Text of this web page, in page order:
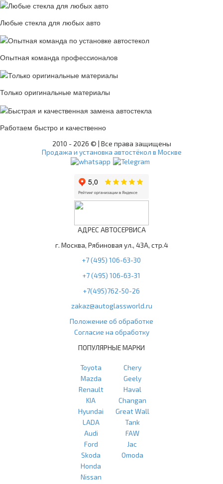
Любые стекла для любых авто
Опытная команда профессионалов
Только оригинальные материалы
Работаем быстро и качественно
2010 - 2026 © | Все права защищены
Продажа и установка автостёкол в Москве
АДРЕС АВТОСЕРВИСА
г. Москва, Рябиновая ул., 43А, стр.4
+7 (495) 106-63-30
+7 (495) 106-63-31
+7(495)762-50-26
zakaz@autoglassworld.ru
Положение об обработке
Согласие на обработку
ПОПУЛЯРНЫЕ МАРКИ
Toyota
Mazda
Renault
KIA
Hyundai
LADA
Audi
Ford
Skoda
Honda
Nissan
Chery
Geely
Haval
Changan
Great Wall
Tank
FAW
Jac
Omoda